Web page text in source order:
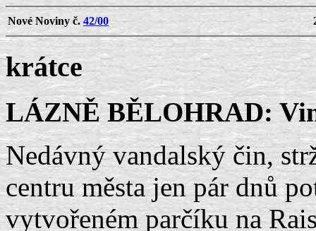
Nové Noviny č. 42/00
krátce
LÁZNĚ BĚLOHRAD:
Nedávný vandalský čin,
centru města jen pár dnů
vytvořeném parčíku na